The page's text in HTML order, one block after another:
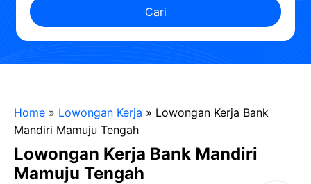
Cari
Home » Lowongan Kerja » Lowongan Kerja Bank
Mandiri Mamuju Tengah
Lowongan Kerja Bank Mandiri
Mamuju Tengah